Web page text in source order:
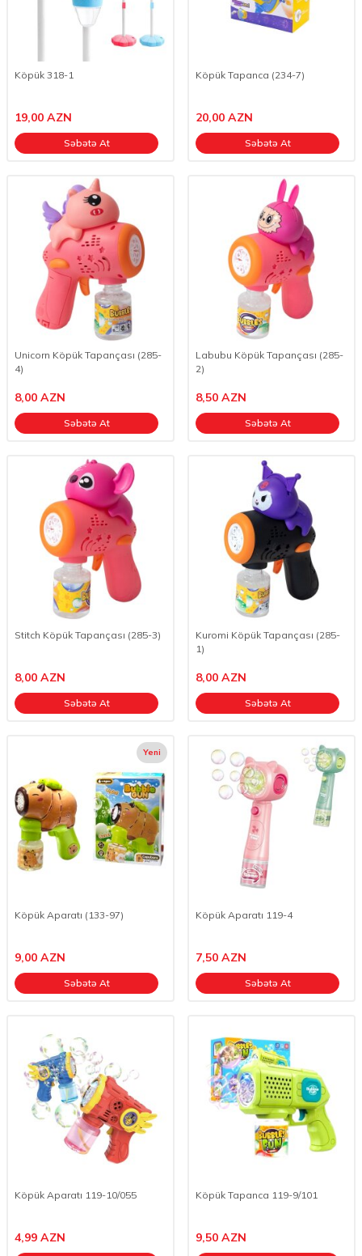
Köpük 318-1
19,00 AZN
Səbətə At
Köpük Tapanca (234-7)
20,00 AZN
Səbətə At
Unicorn Köpük Tapançası (285-
4)
8,00 AZN
Səbətə At
Labubu Köpük Tapançası (285-
2)
8,50 AZN
Səbətə At
Stitch Köpük Tapançası (285-3)
8,00 AZN
Səbətə At
Kuromi Köpük Tapançası (285-
1)
8,00 AZN
Səbətə At
Yeni
Köpük Aparatı (133-97)
9,00 AZN
Səbətə At
Köpük Aparatı 119-4
7,50 AZN
Səbətə At
Köpük Aparatı 119-10/055
4,99 AZN
Köpük Tapanca 119-9/101
9,50 AZN